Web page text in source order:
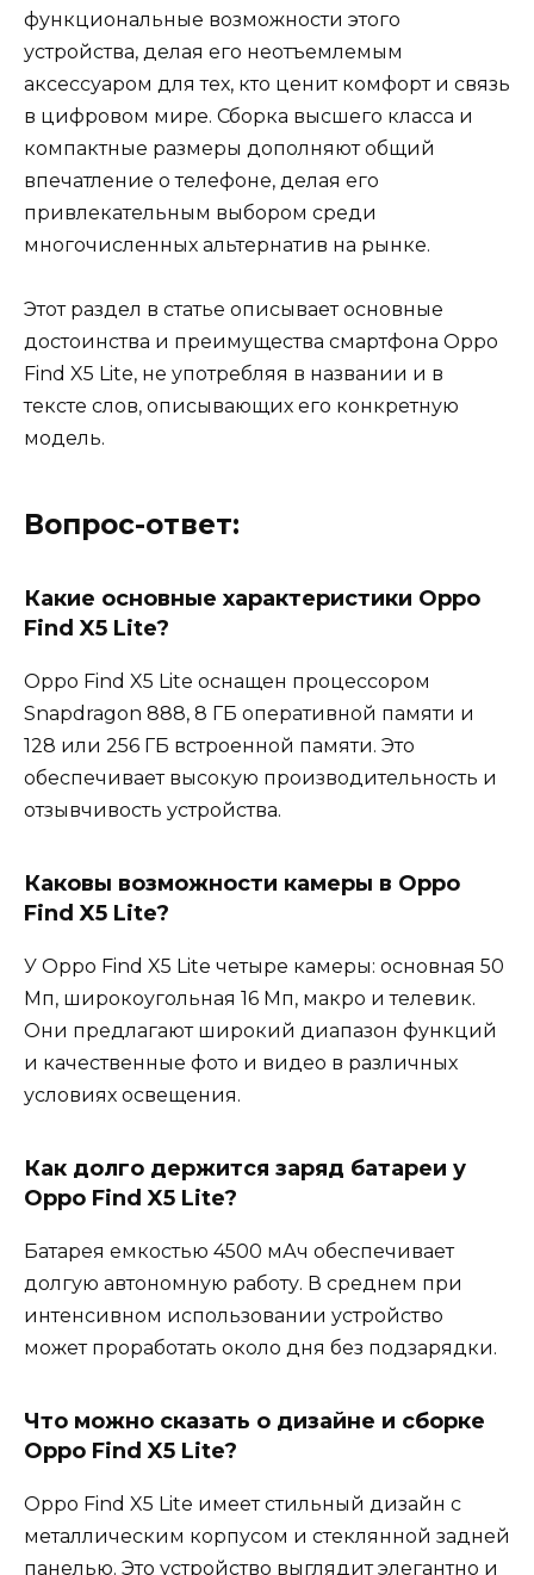
функциональные возможности этого
устройства, делая его неотъемлемым
аксессуаром для тех, кто ценит комфорт и связь
в цифровом мире. Сборка высшего класса и
компактные размеры дополняют общий
впечатление о телефоне, делая его
привлекательным выбором среди
многочисленных альтернатив на рынке.
Этот раздел в статье описывает основные
достоинства и преимущества смартфона Oppo
Find X5 Lite, не употребляя в названии и в
тексте слов, описывающих его конкретную
модель.
Вопрос-ответ:
Какие основные характеристики Oppo
Find X5 Lite?
Oppo Find X5 Lite оснащен процессором
Snapdragon 888, 8 ГБ оперативной памяти и
128 или 256 ГБ встроенной памяти. Это
обеспечивает высокую производительность и
отзывчивость устройства.
Каковы возможности камеры в Oppo
Find X5 Lite?
У Oppo Find X5 Lite четыре камеры: основная 50
Мп, широкоугольная 16 Мп, макро и телевик.
Они предлагают широкий диапазон функций
и качественные фото и видео в различных
условиях освещения.
Как долго держится заряд батареи у
Oppo Find X5 Lite?
Батарея емкостью 4500 мАч обеспечивает
долгую автономную работу. В среднем при
интенсивном использовании устройство
может проработать около дня без подзарядки.
Что можно сказать о дизайне и сборке
Oppo Find X5 Lite?
Оppo Find X5 Lite имеет стильный дизайн с
металлическим корпусом и стеклянной задней
панелью. Это устройство выглядит элегантно и